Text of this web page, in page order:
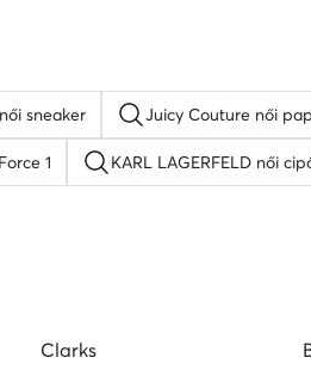
sneaker Juicy Couture női
1 KARL LAGERFELD női
Clarks